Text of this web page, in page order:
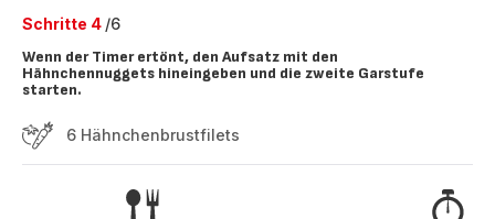
Schritte 4 /6
Wenn der Timer ertönt, den Aufsatz mit den
Hähnchennuggets hineingeben und die zweite Garstufe
starten.
6 Hähnchenbrustfilets